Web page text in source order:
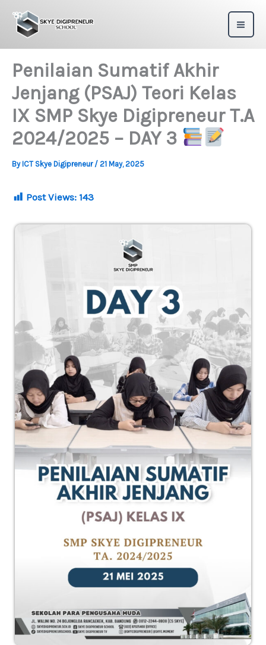
content
Penilaian Sumatif Akhir
Jenjang (PSAJ) Teori Kelas
IX SMP Skye Digipreneur T.A
2024/2025 – DAY 3
By ICT Skye Digipreneur / 21 May, 2025
Post Views: 143